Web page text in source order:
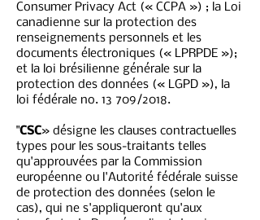
Consumer Privacy Act (« CCPA ») ; la Loi
canadienne sur la protection des
renseignements personnels et les
documents électroniques (« LPRPDE »);
et la loi brésilienne générale sur la
protection des données (« LGPD »), la
loi fédérale no. 13 709/2018.
"CSC» désigne les clauses contractuelles
types pour les sous-traitants telles
qu'approuvées par la Commission
européenne ou l'Autorité fédérale suisse
de protection des données (selon le
cas), qui ne s'appliqueront qu'aux